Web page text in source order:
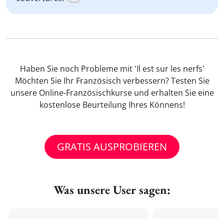
Haben Sie noch Probleme mit 'Il est sur les nerfs'
Möchten Sie Ihr Französisch verbessern? Testen Sie
unsere Online-Französischkurse und erhalten Sie eine
kostenlose Beurteilung Ihres Könnens!
GRATIS AUSPROBIEREN
Was unsere User sagen: